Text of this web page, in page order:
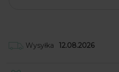
Wysyłka 12.08.2026